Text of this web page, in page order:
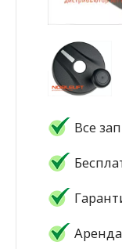
Все